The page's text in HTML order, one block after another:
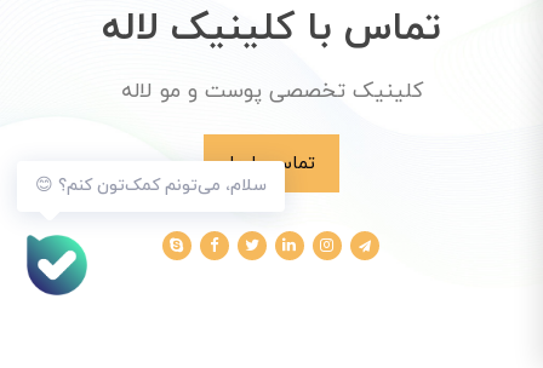
سلام، می‌تونم کمک‌تون کنم؟ 😊
تماس با کلینیک لاله
کلینیک تخصصی پوست و مو لاله
تماس با ما